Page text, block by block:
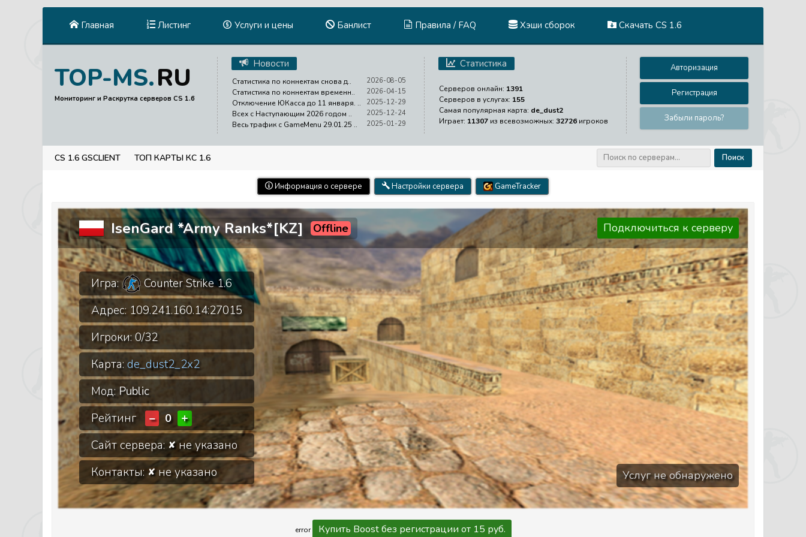
Главная Листинг Услуги и цены Банлист Правила / FAQ Хэши сборок Скачать CS 1.6
TOP-MS.RU
Мониторинг и Раскрутка серверов CS 1.6
Новости
2026-08-05
Статистика по коннектам снова д..
2026-04-15
Статистика по коннектам временн..
2025-12-29
Отключение ЮКасса до 11 января. ..
2025-12-24
Всех с Наступающим 2026 годом ..
2025-01-29
Весь трафик с GameMenu 29.01.25 ..
Статистика
Серверов онлайн: 1391
Серверов в услугах: 155
Самая популярная карта: de_dust2
Играет: 11307 из всевозможных: 32726 игроков
Авторизация
Регистрация
Забыли пароль?
CS 1.6 GSCLIENT ТОП КАРТЫ КС 1.6 Поиск
Информация о сервере Настройки сервера GameTracker
IsenGard *Army Ranks*[KZ] Offline Подключиться к серверу
Игра:
Counter Strike 1.6
Адрес: 109.241.160.14:27015
Игроки: 0/32
Карта: de_dust2_2x2
Мод: Public
Рейтинг
− 0
+
Сайт сервера: ✘не указано
Контакты: ✘не указано Услуг не обнаружено
error Купить Boost без регистрации от 15 руб.